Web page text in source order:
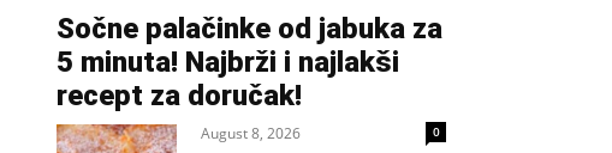
Sočne palačinke od jabuka za
5 minuta! Najbrži i najlakši
recept za doručak!
August 8, 2026 0